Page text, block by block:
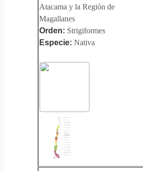
Atacama y la Región de
Magallanes
Orden: Strigiformes
Especie: Nativa